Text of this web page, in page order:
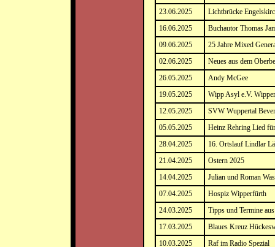
23.06.2025
Lichtbrücke
16.06.2025
Buchautor Thomas
09.06.2025
25 Jahre Mixed
02.06.2025
Neues aus dem
26.05.2025
Andy McGee
19.05.2025
Wipp Asyl e.V.
12.05.2025
SVW Wuppertal
05.05.2025
Heinz Rehring Lied
28.04.2025
16. Ortslauf Lindlar
21.04.2025
Ostern 2025
14.04.2025
Julian und Roman
07.04.2025
Hospiz Wipperfürth
24.03.2025
Tipps und Termine
17.03.2025
Blaues Kreuz
10.03.2025
Raf im Radio Spezial